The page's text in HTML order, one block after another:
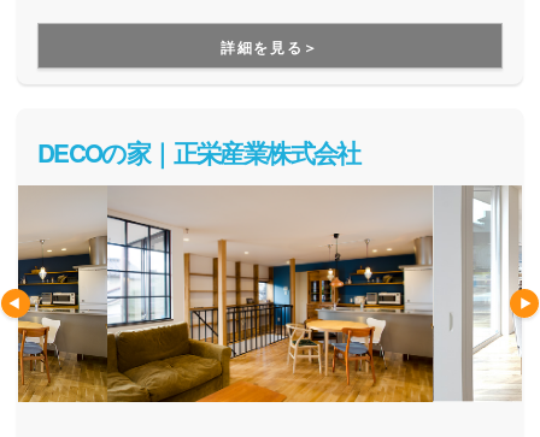
詳細を見る＞
DECOの家｜正栄産業株式会社